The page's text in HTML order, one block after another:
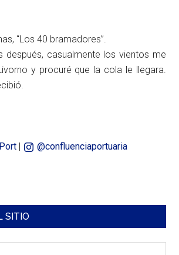
“Los 40 bramadores”.
después, casualmente los vientos me
y procuré que la cola le llegara.
| @confluenciaportuaria
SITIO